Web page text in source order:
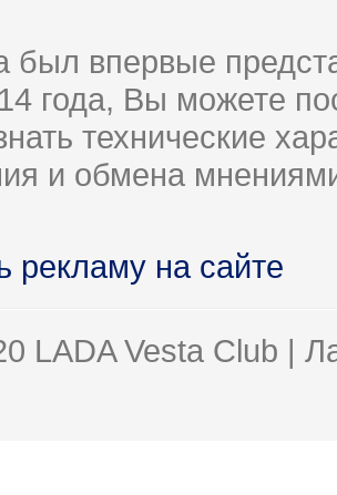
был впервые
года, Вы можете
технические
и обмена
рекламу на сайте
LADA Vesta Club |